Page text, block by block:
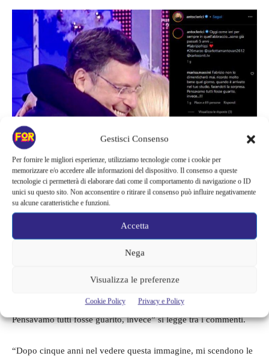
Gestisci Consenso
Per fornire le migliori esperienze, utilizziamo tecnologie come i cookie per
memorizzare e/o accedere alle informazioni del dispositivo. Il consenso a queste
tecnologie ci permetterà di elaborare dati come il comportamento di navigazione o ID
unici su questo sito. Non acconsentire o ritirare il consenso può influire negativamente
su alcune caratteristiche e funzioni.
Accetta
Nega
Visualizza le preferenze
Cookie Policy Privacy e Policy
Fabrizio Frizzi e Antonella Clerici
I messaggi di affetto
Sotto il post non sono mancati i commenti dei fan della
conduttrice, ma anche del conduttore. In tantissimi hanno
, quando è arrivato nel tuo studio, facendoti la sorpresa.
Pensavamo tutti fosse guarito, invece” si legge tra i commenti.
“Dopo cinque anni nel vedere questa immagine, mi scendono le